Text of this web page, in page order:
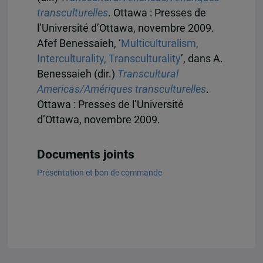
transculturelles. Ottawa : Presses de
l’Université d’Ottawa, novembre 2009.
Afef Benessaieh, ‘ Multiculturalism,
Interculturality, Transculturality’, dans A.
Benessaieh (dir.) Transcultural
Americas/Amériques transculturelles.
Ottawa : Presses de l’Université
d’Ottawa, novembre 2009.
Documents joints
Présentation et bon de commande